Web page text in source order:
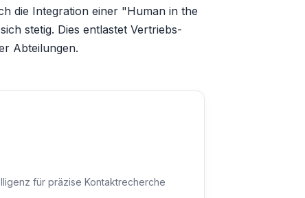
die Integration einer "Human in the
stetig. Dies entlastet Vertriebs-
Abteilungen.
für präzise Kontaktrecherche